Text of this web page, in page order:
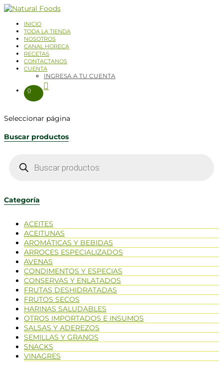
INICIO
TODA LA TIENDA
NOSOTROS
CANAL HORECA
RECETAS
CONTACTANOS
CUENTA
INGRESA A TU CUENTA
0
Seleccionar página
Buscar productos
Categoría
ACEITES
ACEITUNAS
AROMÁTICAS Y BEBIDAS
ARROCES ESPECIALIZADOS
AVENAS
CONDIMENTOS Y ESPECIAS
CONSERVAS Y ENLATADOS
FRUTAS DESHIDRATADAS
FRUTOS SECOS
HARINAS SALUDABLES
OTROS IMPORTADOS E INSUMOS
SALSAS Y ADEREZOS
SEMILLAS Y GRANOS
SNACKS
VINAGRES